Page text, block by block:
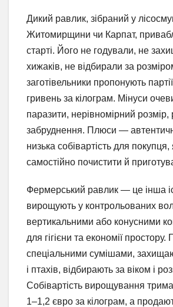
Дикий равлик, зібраний у
Житомирщини чи Карпат,
старті. Його не годували, не
хижаків, не відбирали за
заготівельники пропонують
гривень за кілограм. Мінуси
паразити, нерівномірний розмір,
забруднення. Плюси —
низька собівартість для
самостійно почистити й
Фермерський равлик — це інша
вирощують у контрольованих
вертикальними або конусними
для гігієни та економії простору.
спеціальними сумішами,
і птахів, відбирають за віком і
Собівартість вирощування
1–1,2 євро за кілограм, а